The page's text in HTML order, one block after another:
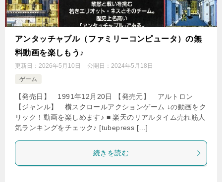
アンタッチャブル（ファミリーコンピュータ）の無
料動画を楽しもう♪
更新日： 2026年5月10日 公開日： 2024年5月18日
ゲーム
【発売日】 1991年12月20日 【発売元】 アルトロン
【ジャンル】 横スクロールアクションゲーム ↓の動画をク
リック！動画を楽しめます♪ ■ 楽天のリアルタイム売れ筋人
気ランキングをチェック♪ [tubepress […]
続きを読む